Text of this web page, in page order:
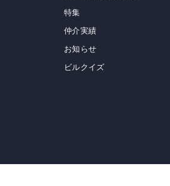
特集
仲介実績
お知らせ
ビルクイズ